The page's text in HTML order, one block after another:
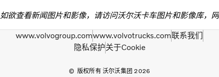
如欲查看新闻图片和影像，请访问沃尔沃卡车图片和影像库，
版权所有 沃尔沃集团 2026
www.volvogroup.comwww.volvotrucks.com联系我们
隐私保护关于Cookie